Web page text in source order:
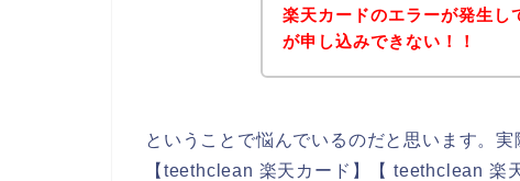
楽天カードのエラーが発生
が申し込みできない！！
ということで悩んでいるのだと思います。
【teethclean 楽天カード】【 teethclean